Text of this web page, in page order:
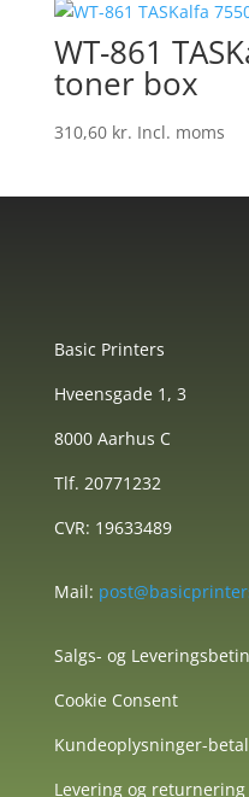
WT-861
toner box
310,60 kr. Incl. moms
Basic Printers
Hveensgade 1, 3
8000 Aarhus C
Tlf. 20771232
CVR: 19633489
Mail:
Salgs- og
Cookie Consent
Kundeoplysninger-
Levering og returnering